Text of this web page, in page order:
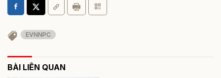
EVNNPC
BÀI LIÊN QUAN